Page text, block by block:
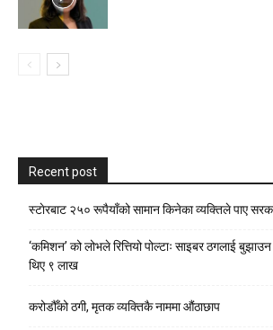
Recent post
स्टाेरबाट २५० रूपैयाँको सामान किनेका व्यक्तिले पाए
‘कमिशन’ को लोभले रित्तियो पोल्टाः साइबर ठगलाई
थिए ९ लाख
करोडौँको ठगी, मृतक व्यक्तिकै नाममा औंठाछाप